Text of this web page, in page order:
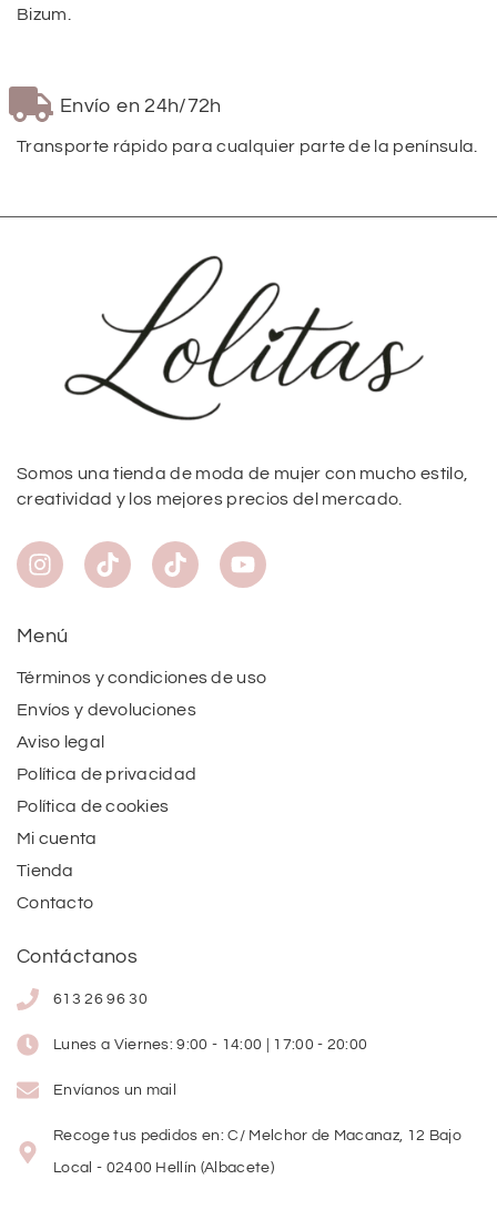
Bizum.
Envío en 24h/72h
Transporte rápido para cualquier parte de la península.
Somos una tienda de moda de mujer con mucho estilo,
creatividad y los mejores precios del mercado.
Menú
Términos y condiciones de uso
Envíos y devoluciones
Aviso legal
Política de privacidad
Política de cookies
Mi cuenta
Tienda
Contacto
Contáctanos
613 26 96 30
Lunes a Viernes: 9:00 - 14:00 | 17:00 - 20:00
Envíanos un mail
Recoge tus pedidos en: C/ Melchor de Macanaz, 12 Bajo
Local - 02400 Hellín (Albacete)